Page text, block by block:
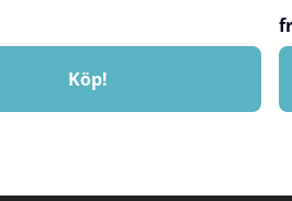
Köp!